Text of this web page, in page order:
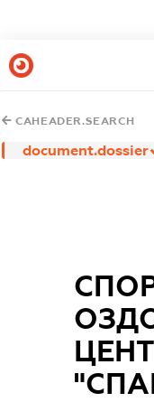
CAHEADER.SEARCH
document.dossier